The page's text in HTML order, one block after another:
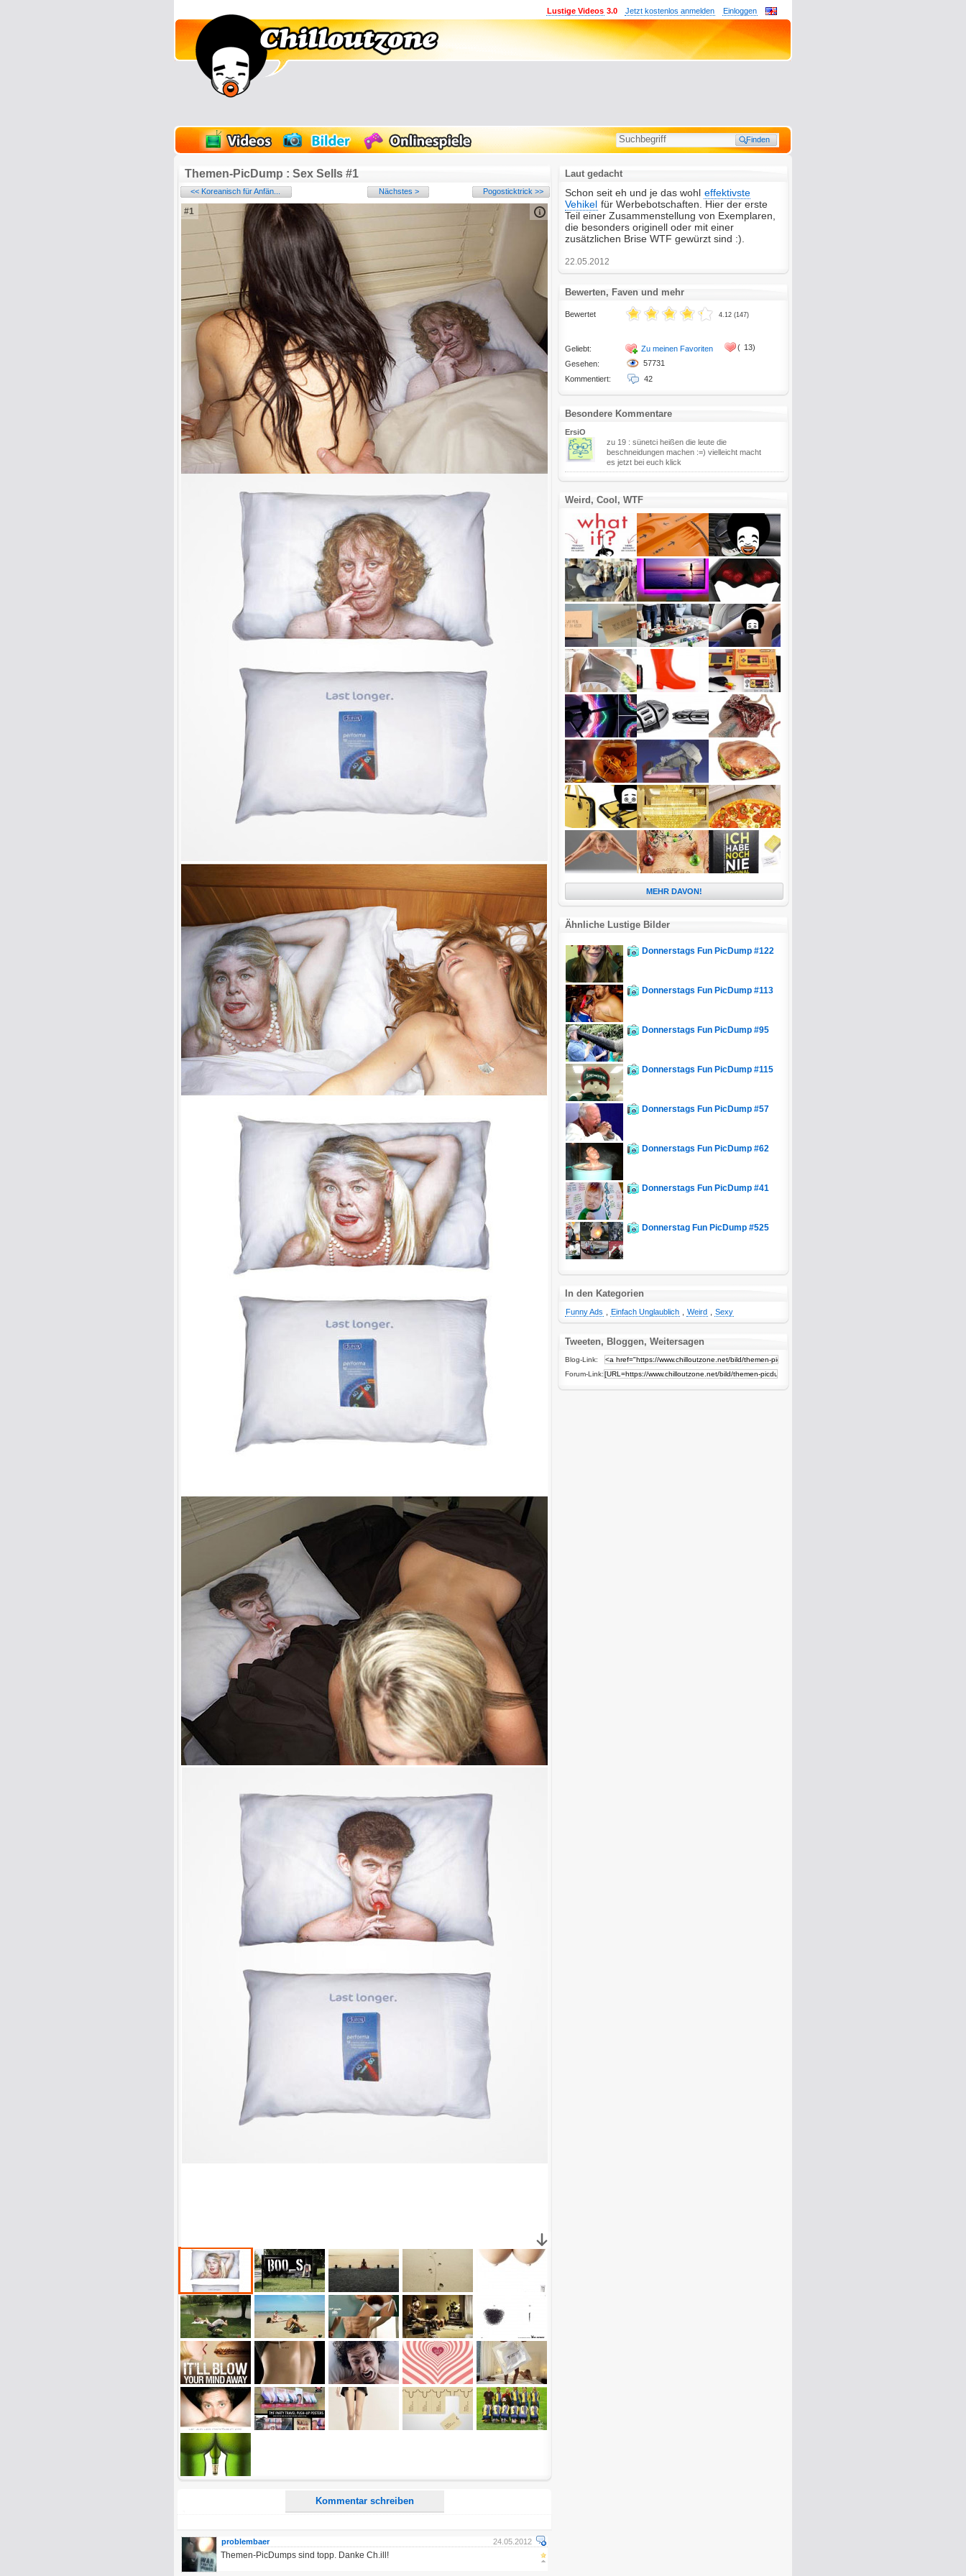
Einloggen
Jetzt kostenlos anmelden
Lustige Videos 3.0
Themen-PicDump : Sex Sells #1
<< Koreanisch für Anfän... Nächstes > Pogosticktrick >>
#1
Kommentar schreiben
Name:
E-Mail-Adresse (optional):
Kommentar:
Alle HTML-Tags außer <br>, <strike> und <i> werden aus Deinem Kommentar entfernt.
URLs werden automatisch umgewandelt. Bitte verwende "www." oder "http://" in URLs
Ich möchte eine E-Mail, wenn zu meinem Kommentar Antworten erscheinen.
Ich möchte eine E-Mail, wenn auf dieser Seite weitere Kommentare erscheinen.
24.05.2012
problembaer
Themen-PicDumps sind topp. Danke Ch.ill!
Laut gedacht
Schon seit eh und je das wohl effektivste
Vehikel für Werbebotschaften. Hier der erste
Teil einer Zusammenstellung von Exemplaren,
die besonders originell oder mit einer
zusätzlichen Brise WTF gewürzt sind :).
22.05.2012
Bewerten, Faven und mehr
Bewertet
Geliebt:
Gesehen:
Kommentiert:
4.12 (147)
Zu meinen Favoriten
57731
42
( 13)
Besondere Kommentare
ErsiO
zu 19 : sünetci heißen die leute die
beschneidungen machen :=) vielleicht macht
es jetzt bei euch klick
Weird, Cool, WTF
MEHR DAVON!
Ähnliche Lustige Bilder
Donnerstags Fun PicDump #122
Donnerstags Fun PicDump #113
Donnerstags Fun PicDump #95
Donnerstags Fun PicDump #115
Donnerstags Fun PicDump #57
Donnerstags Fun PicDump #62
Donnerstags Fun PicDump #41
Donnerstag Fun PicDump #525
In den Kategorien
Funny Ads Einfach Unglaublich Weird Sexy
Tweeten, Bloggen, Weitersagen
Blog-Link:
Forum-Link: